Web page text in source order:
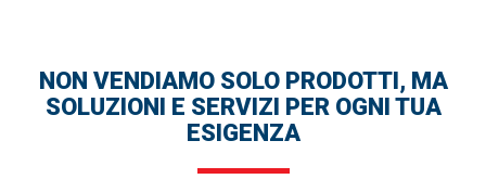
NON VENDIAMO SOLO PRODOTTI, MA
SOLUZIONI E SERVIZI PER OGNI TUA
ESIGENZA